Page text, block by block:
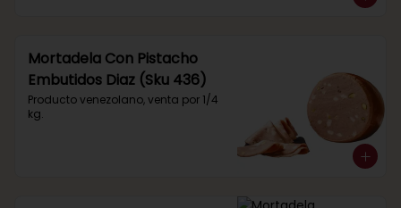
Mortadela Con Pistacho
Embutidos Diaz (Sku 436)
Producto venezolano, venta por 1/4
kg.